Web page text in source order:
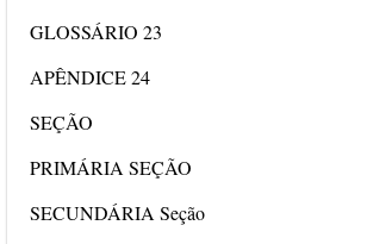
GLOSSÁRIO 23
APÊNDICE 24
SEÇÃO
PRIMÁRIA SEÇÃO
SECUNDÁRIA Seção